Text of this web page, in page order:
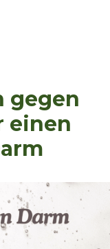
gegen
einen